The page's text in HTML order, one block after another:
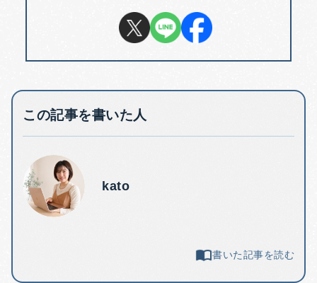
この記事を書いた人
kato
書いた記事を読む